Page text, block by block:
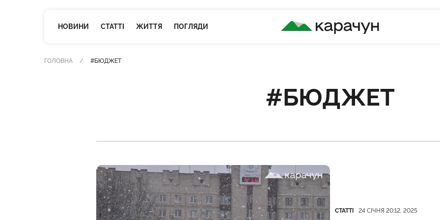
НОВИНИ СТАТТІ ЖИТТЯ ПОГЛЯДИ
КАРАЧУН
ГОЛОВНА #БЮДЖЕТ
#БЮДЖЕТ
Категорія
СТАТТІ
Дата публікації24 СІЧНЯ 20:12, 2025